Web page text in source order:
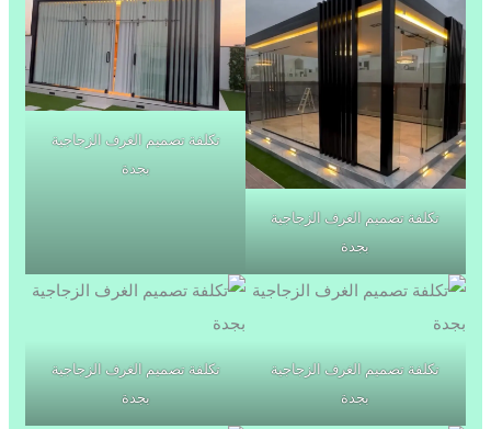
تكلفة تصميم الغرف الزجاجية
بجدة
تكلفة تصميم الغرف الزجاجية
بجدة
تكلفة تصميم الغرف الزجاجية
بجدة
تكلفة تصميم الغرف الزجاجية
بجدة